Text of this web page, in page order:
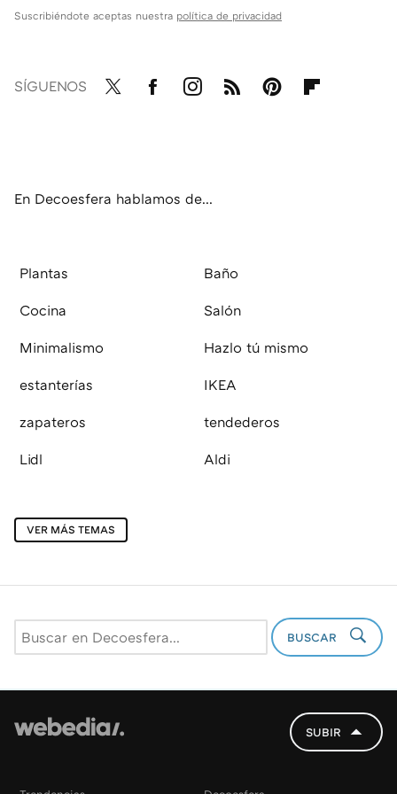
Suscribiéndote aceptas nuestra política de privacidad
SÍGUENOS
En Decoesfera hablamos de...
Plantas Baño
Cocina Salón
Minimalismo Hazlo tú mismo
estanterías IKEA
zapateros tendederos
Lidl Aldi
VER MÁS TEMAS
BUSCAR
SUBIR